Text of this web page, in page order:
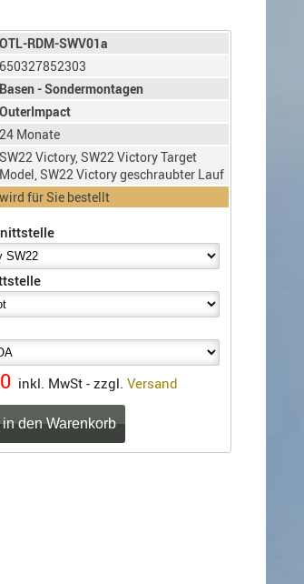
OTL-RDM-SWV01a
650327852303
Basen - Sondermontagen
OuterImpact
24 Monate
SW22 Victory, SW22 Victory Target
Model, SW22 Victory geschraubter Lauf
wird für Sie bestellt
inkl. MwSt - zzgl. Versand